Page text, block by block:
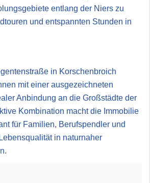
entlang der Niers zu
und entspannten Stunden in
in Korschenbroich
mit einer ausgezeichneten
Anbindung an die Großstädte der
Kombination macht die Immobilie
für Familien, Berufspendler und
in naturnaher